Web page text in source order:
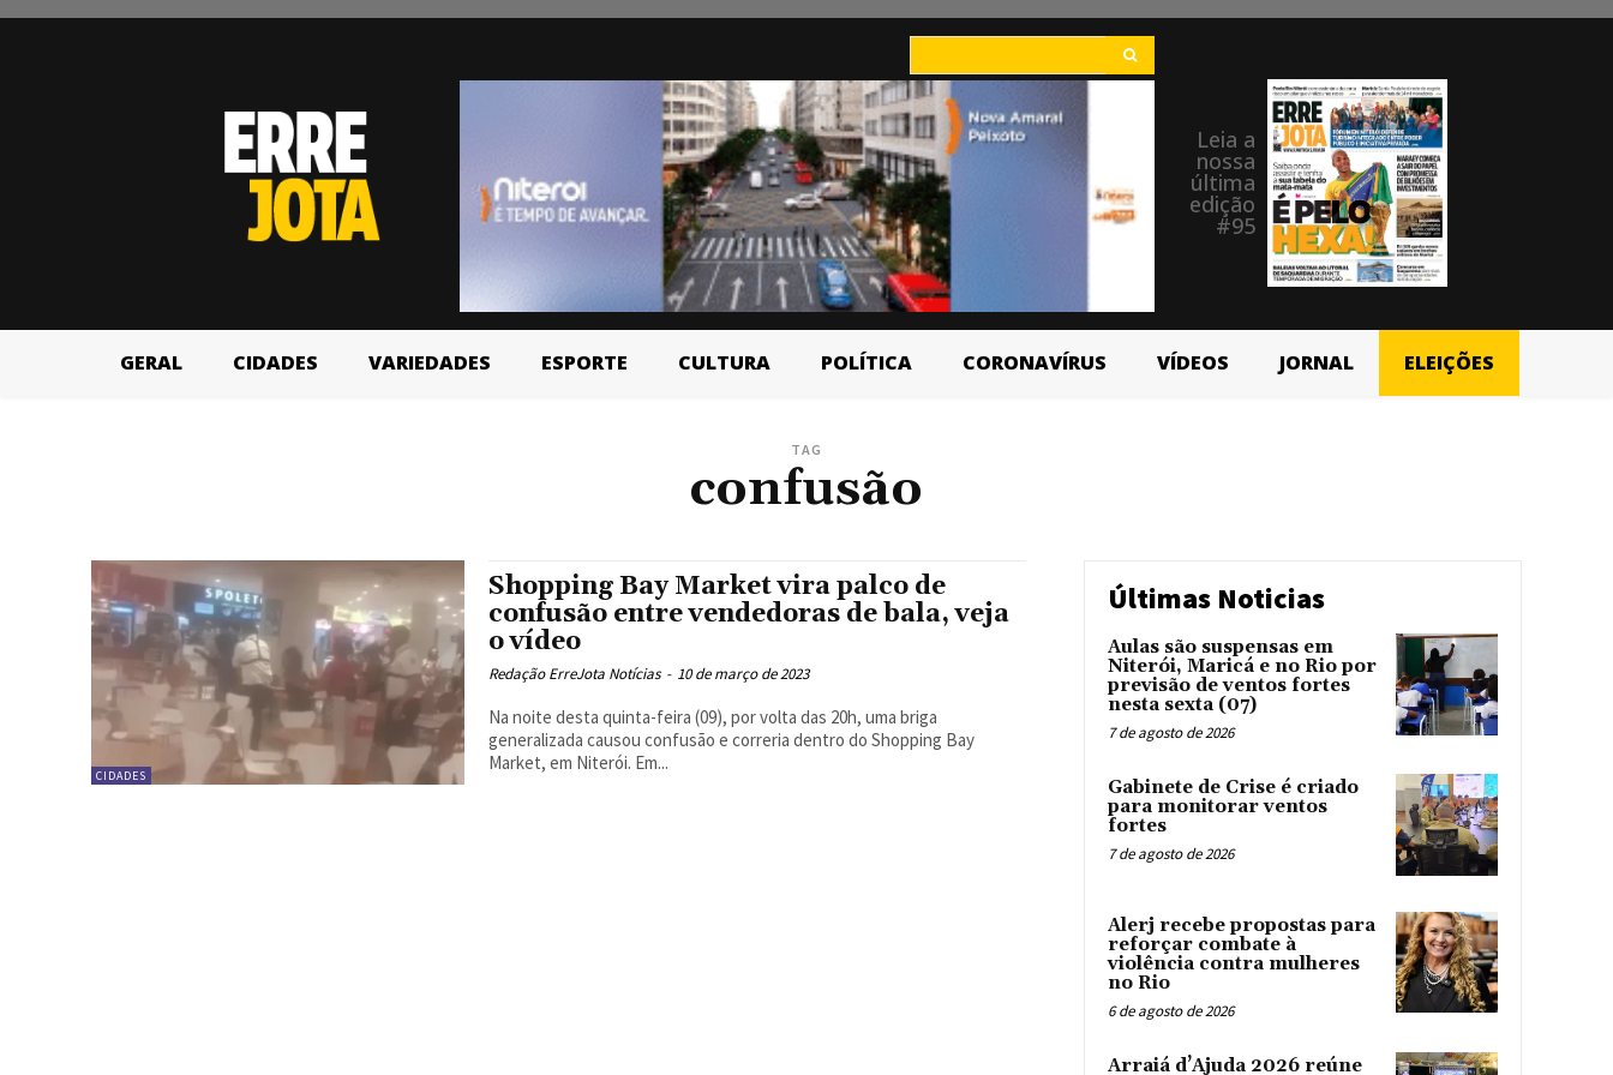
Leia a
nossa
última
edição
#95
GERAL CIDADES VARIEDADES ESPORTE CULTURA POLÍTICA CORONAVÍRUS VÍDEOS JORNAL ELEIÇÕES
TAG
confusão
CIDADES
Shopping Bay Market vira palco de
confusão entre vendedoras de bala, veja
o vídeo
Redação ErreJota Notícias - 10 de março de 2023
Na noite desta quinta-feira (09), por volta das 20h, uma briga
generalizada causou confusão e correria dentro do Shopping Bay
Market, em Niterói. Em...
Últimas Noticias
Aulas são suspensas em
Niterói, Maricá e no Rio por
previsão de ventos fortes
nesta sexta (07)
7 de agosto de 2026
Gabinete de Crise é criado
para monitorar ventos
fortes
7 de agosto de 2026
Alerj recebe propostas para
reforçar combate à
violência contra mulheres
no Rio
6 de agosto de 2026
Arraiá d’Ajuda 2026 reúne